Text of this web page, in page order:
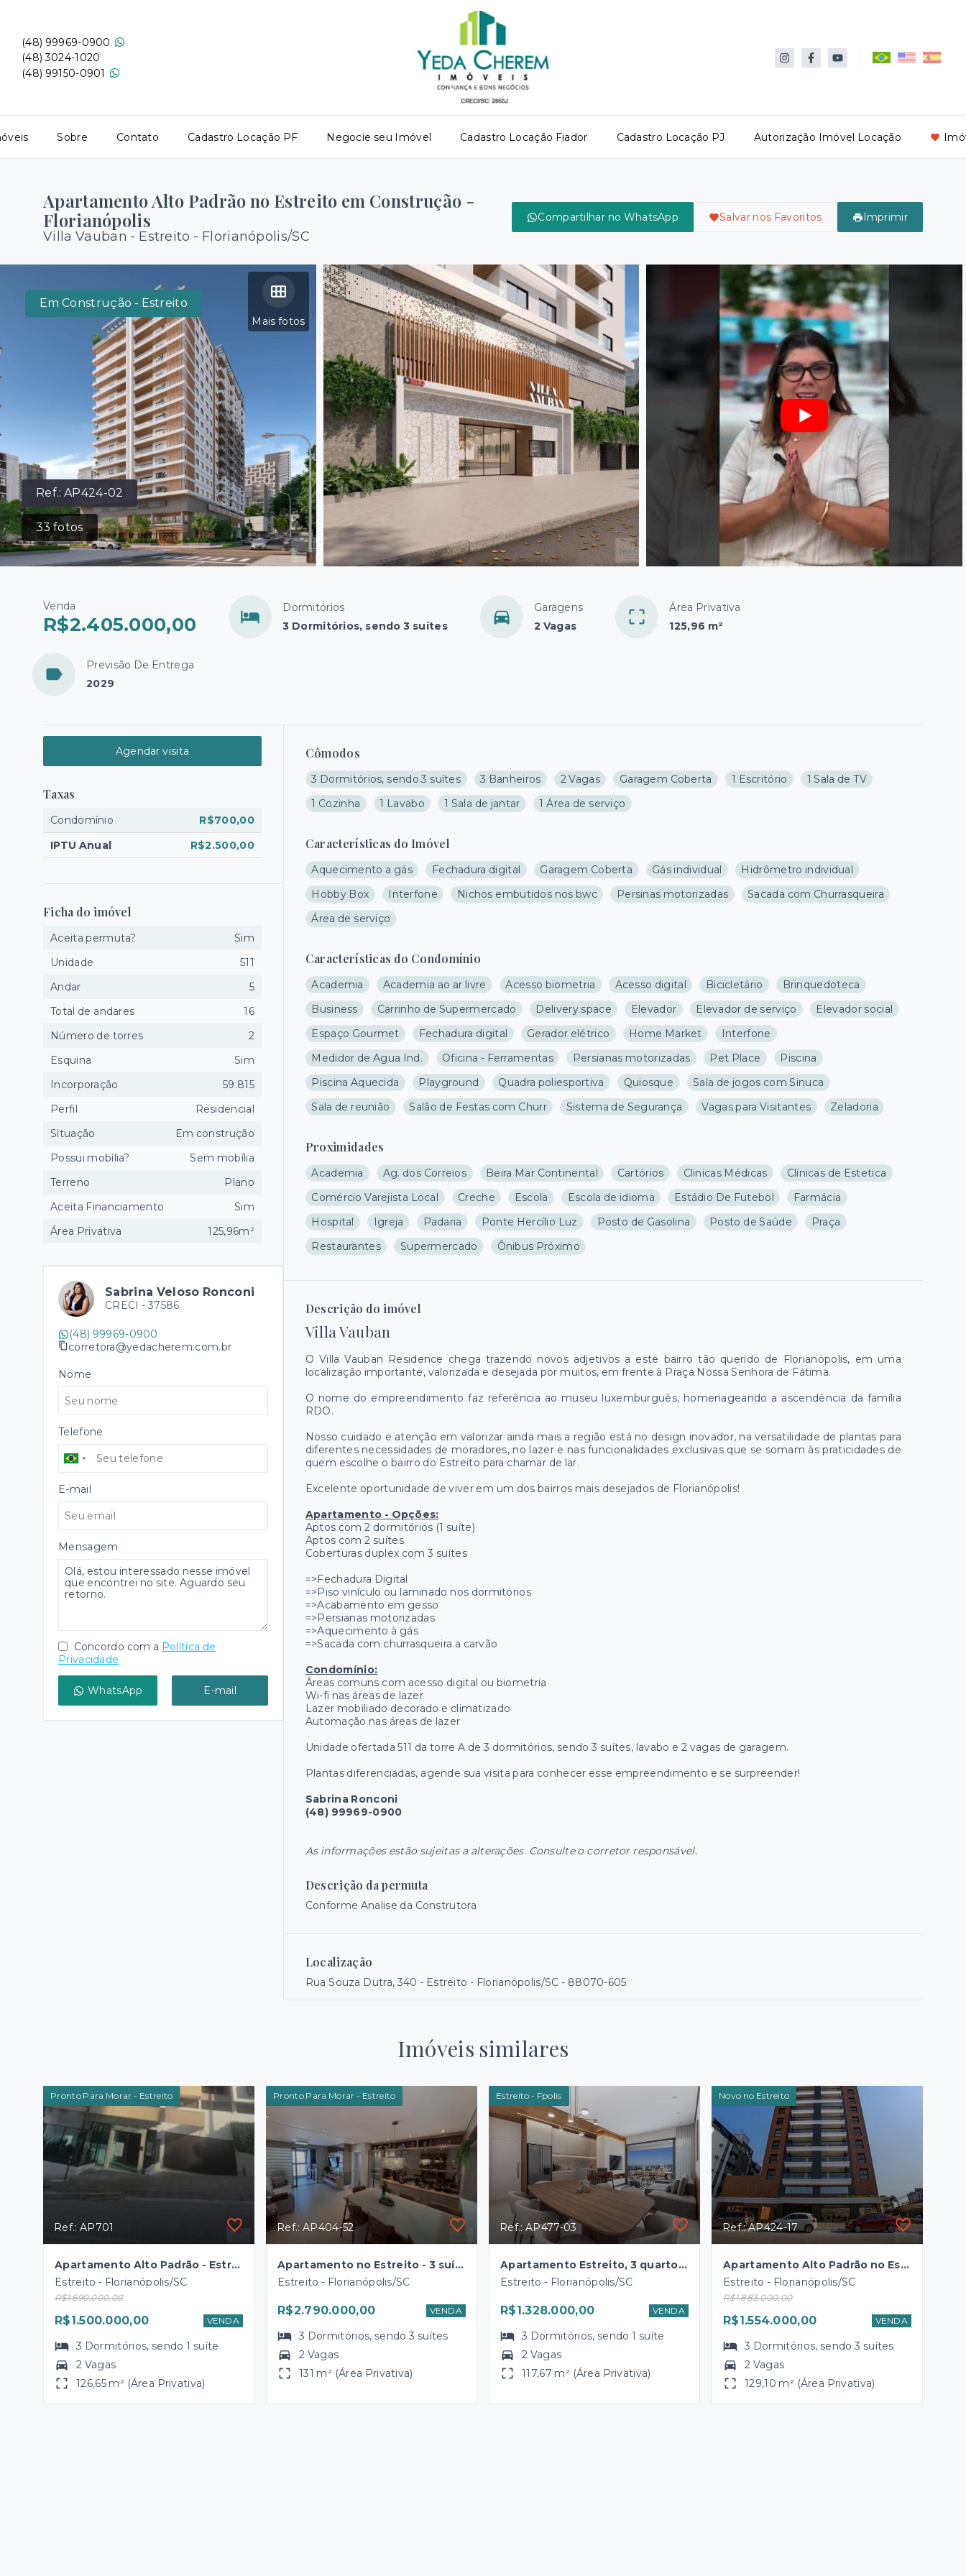
(48) 99969-0900
(48) 3024-1020
(48) 99150-0901
Sobre Contato Cadastro Locação PF Negocie seu Imóvel Cadastro Locação Fiador Cadastro Locação PJ Autorização Imóvel Locação
Apartamento Alto Padrão no Estreito em Construção -
Florianópolis
Villa Vauban - Estreito - Florianópolis/SC
Compartilhar no WhatsApp Salvar nos Favoritos Imprimir
Ref.:AP424-02
33fotos
Mais fotos
Em Construção - Estreito
Venda
R$2.405.000,00
Dormitórios
3 Dormitórios, sendo 3 suítes
Garagens
2 Vagas
Área Privativa
125,96 m²
Previsão De Entrega
2029
Cômodos
3 Dormitórios, sendo 3 suítes 3 Banheiros 2 Vagas Garagem Coberta 1 Escritório
1 Sala de TV
1 Cozinha
1 Lavabo 1 Sala de jantar 1 Área de serviço
Características do Imóvel
Aquecimento a gás Fechadura digital Garagem Coberta Gás individual
Hidrômetro individual
Hobby Box
Interfone Nichos embutidos nos bwc Persinas motorizadas
Sacada com Churrasqueira
Área de serviço
Características do Condomínio
Academia Academia ao ar livre Acesso biometria Acesso digital Bicicletário
Brinquedoteca
Business
Carrinho de Supermercado Delivery space Elevador Elevador de serviço
Elevador social
Espaço Gourmet
Fechadura digital Gerador elétrico Home Market
Interfone
Medidor de Agua Ind.
Oficina - Ferramentas Persianas motorizadas Pet Place
Piscina
Piscina Aquecida
Playground Quadra poliesportiva Quiosque
Sala de jogos com Sinuca
Sala de reunião
Salão de Festas com Churr Sistema de Segurança Vagas para Visitantes Zeladoria
Proximidades
Academia Ag. dos Correios Beira Mar Continental Cartórios Clinicas Médicas
Clínicas de Estetica
Comércio Varejista Local
Creche Escola Escola de idioma Estádio De Futebol
Farmácia
Hospital
Igreja Padaria Ponte Hercílio Luz Posto de Gasolina Posto de Saúde
Praça
Restaurantes
Supermercado Ônibus Próximo
Descrição do imóvel
Villa Vauban
O Villa Vauban Residence chega trazendo novos adjetivos a este bairro tão querido de Florianópolis, em uma
localização importante, valorizada e desejada por muitos, em frente à Praça Nossa Senhora de Fátima.
O nome do empreendimento faz referência ao museu luxemburguês, homenageando a ascendência da família
RDO.
Nosso cuidado e atenção em valorizar ainda mais a região está no design inovador, na versatilidade de plantas para
diferentes necessidades de moradores, no lazer e nas funcionalidades exclusivas que se somam às praticidades de
quem escolhe o bairro do Estreito para chamar de lar.
Excelente oportunidade de viver em um dos bairros mais desejados de Florianópolis!
Apartamento - Opções:
Aptos com 2 dormitórios (1 suíte)
Aptos com 2 suítes
Coberturas duplex com 3 suítes
=>Fechadura Digital
=>Piso vinículo ou laminado nos dormitórios
=>Acabamento em gesso
=>Persianas motorizadas
=>Aquecimento à gás
=>Sacada com churrasqueira a carvão
Condomínio:
Áreas comuns com acesso digital ou biometria
Wi-fi nas áreas de lazer
Lazer mobiliado decorado e climatizado
Automação nas áreas de lazer
Unidade ofertada 511 da torre A de 3 dormitórios, sendo 3 suítes, lavabo e 2 vagas de garagem.
Plantas diferenciadas, agende sua visita para conhecer esse empreendimento e se surpreender!
Sabrina Ronconi
(48) 99969-0900
As informações estão sujeitas a alterações. Consulte o corretor responsável.
Descrição da permuta
Conforme Analise da Construtora
Localização
Rua Souza Dutra, 340 - Estreito - Florianópolis/SC - 88070-605
Agendar visita
Taxas
Condomínio
R$700,00
IPTU Anual
R$2.500,00
Ficha do imóvel
Aceita permuta?
Sim
Unidade
511
Andar
5
Total de andares
16
Número de torres
2
Esquina
Sim
Incorporação
59.815
Perfil
Residencial
Situação
Em construção
Possui mobília?
Sem mobília
Terreno
Plano
Aceita Financiamento
Sim
Área Privativa
125,96m²
Sabrina Veloso Ronconi
CRECI - 37586
(48) 99969-0900
corretora@yedacherem.com.br
Nome
Telefone
E-mail
Mensagem
Concordo com a Política de
Privacidade
WhatsApp E-mail
Imóveis similares
Pronto Para Morar - Estreito
Ref.: AP701
Apartamento Alto Padrão - Estreito - Florianópolis
Estreito - Florianópolis/SC
R$1.690.000,00
R$1.500.000,00 VENDA
3 Dormitórios, sendo1 suíte
2 Vagas
126,65 m² (Área Privativa)
Pronto Para Morar - Estreito
Ref.: AP404-52
Apartamento no Estreito - 3 suítes
Estreito - Florianópolis/SC
R$2.790.000,00 VENDA
3 Dormitórios, sendo3 suítes
2 Vagas
131 m² (Área Privativa)
Estreito - Fpolis
Ref.: AP477-03
Apartamento Estreito, 3 quartos, hobby box, 2 vagas
Estreito - Florianópolis/SC
R$1.328.000,00 VENDA
3 Dormitórios, sendo1 suíte
2 Vagas
117,67 m² (Área Privativa)
Novo no Estreito
Ref.: AP424-17
Apartamento Alto Padrão no Estreito
Estreito - Florianópolis/SC
R$1.883.000,00
R$1.554.000,00 VENDA
3 Dormitórios, sendo3 suítes
2 Vagas
129,10 m² (Área Privativa)